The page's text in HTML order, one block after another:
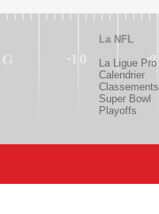
La NFL
La Ligue Pro
Calendrier
Classements
Super Bowl
Playoffs